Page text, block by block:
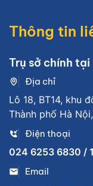
Thông tin
Trụ sở chính tại
Địa chỉ
Lô 18, BT14, khu
Thành phố Hà
Điện thoại
024 6253 6830 /
Email